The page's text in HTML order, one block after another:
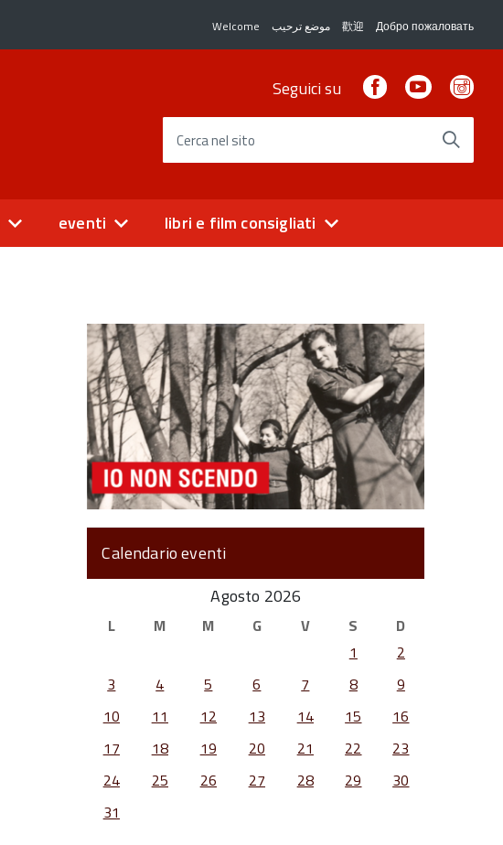
Welcome موضع ترحيب 歡迎 Добро пожаловать
Seguici su FacebookYoutube
Cerca nel sito
eventi
libri e film consigliati
Calendario eventi
Agosto 2026
L M M G V S
D
1
2
3
4 5 6 7 8
9
10
11 12 13 14 15
16
17
18 19 20 21 22
23
24
25 26 27 28 29
30
31